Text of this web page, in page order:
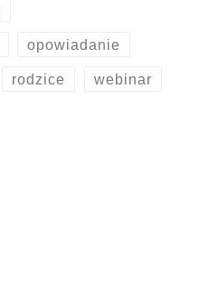
opowiadanie
rodzice webinar